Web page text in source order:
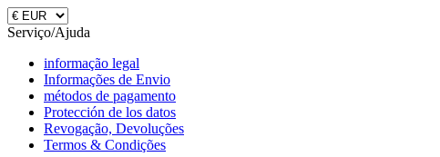
Serviço/Ajuda
informação legal
Informações de Envio
métodos de pagamento
Protección de los datos
Revogação, Devoluções
Termos & Condições